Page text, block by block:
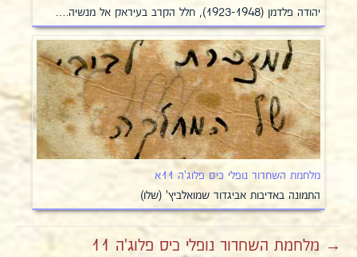
יהודה פלדמן (1923-1948), חלל הקרב בעיראק אל מנשיה.…
מלחמת השחרור נופלי כיס פלוג'ה 11א
התמונה באדיבות אביגדור שמואלביץ' (שלו)
→ מלחמת השחרור נופלי כיס פלוג'ה 11